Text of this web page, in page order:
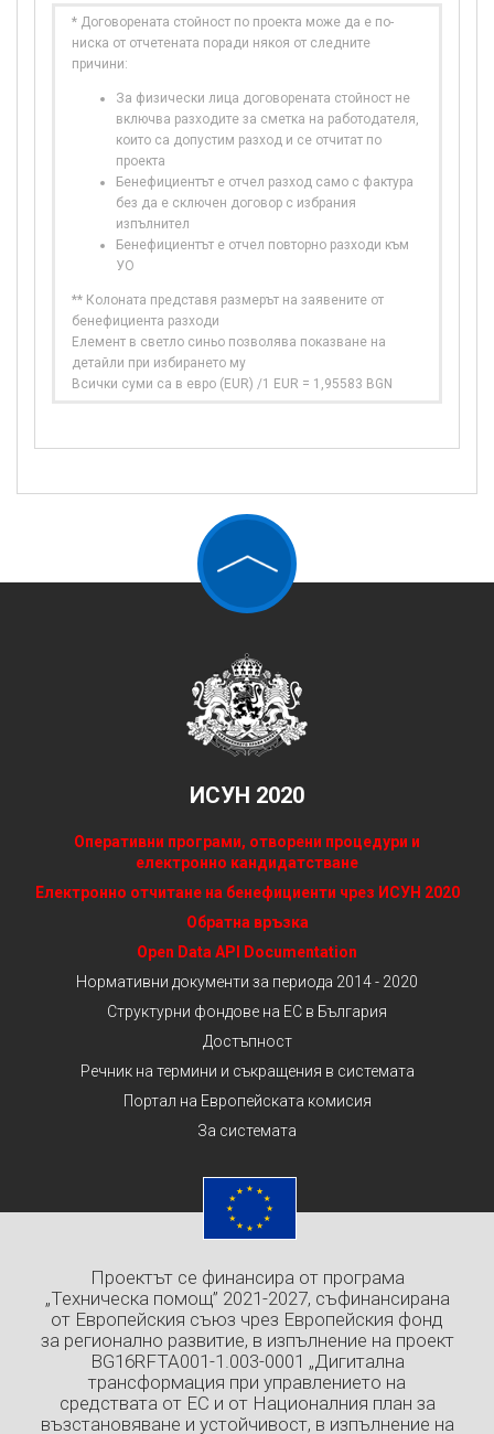
* Договорената стойност по проекта може да е по-
ниска от отчетената поради някоя от следните
причини:
За физически лица договорената стойност не
включва разходите за сметка на работодателя,
които са допустим разход и се отчитат по
проекта
Бенефициентът е отчел разход само с фактура
без да е сключен договор с избрания
изпълнител
Бенефициентът е отчел повторно разходи към
УО
** Колоната представя размерът на заявените от
бенефициента разходи
Елемент в светло синьо позволява показване на
детайли при избирането му
Всички суми са в евро (EUR) /1 EUR = 1,95583 BGN
ИСУН 2020
Оперативни програми, отворени процедури и
електронно кандидатстване
Електронно отчитане на бенефициенти чрез ИСУН 2020
Обратна връзка
Open Data API Documentation
Нормативни документи за периода 2014 - 2020
Структурни фондове на ЕС в България
Достъпност
Речник на термини и съкращения в системата
Портал на Европейската комисия
За системата
Проектът се финансира от програма
„Техническа помощ” 2021-2027, съфинансирана
от Европейския съюз чрез Европейския фонд
за регионално развитие, в изпълнение на проект
BG16RFTA001-1.003-0001 „Дигитална
трансформация при управлението на
средствата от ЕС и от Националния план за
възстановяване и устойчивост, в изпълнение на